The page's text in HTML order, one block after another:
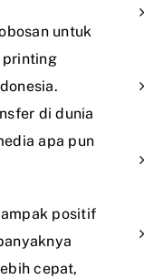
untuk
printing
di dunia
apa pun
positif
cepat,